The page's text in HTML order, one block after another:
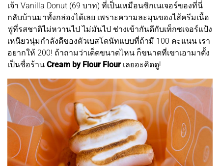
เจ้า Vanilla Donut (69 บาท) ที่เป็นเหมือนซิกเนเจอร์ของที่นี่
กลับบ้านมาทั้งกล่องได้เลย เพราะความละมุนของไส้ครีมเนื้อ
ฟูที่รสชาติไม่หวานไป ไม่มันไป ช่างเข้ากันดีกับเท็กซเจอร์แป้ง
เหนียวนุ่มกำลังดีของตัวเบสโดนัทแบบที่ถ้ามี 100 คะแนน เรา
อยากให้ 200! ถ้าถามว่าเด็ดขนาดไหน ก็ขนาดที่เขาเอามาตั้ง
เป็นชื่อร้าน Cream by Flour Flourเลยอะคิดดู!